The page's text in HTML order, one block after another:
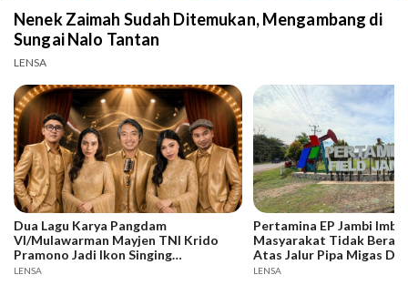
Nenek Zaimah Sudah Ditemukan, Mengambang di
Sungai Nalo Tantan
LENSA
Dua Lagu Karya Pangdam
VI/Mulawarman Mayjen TNI Krido
Pramono Jadi Ikon Singing
Competition HUT Ke-81 RI
LENSA
Pertamina EP Jambi
Masyarakat Tidak
Atas Jalur Pipa Migas
Keselamatan Bersama
LENSA